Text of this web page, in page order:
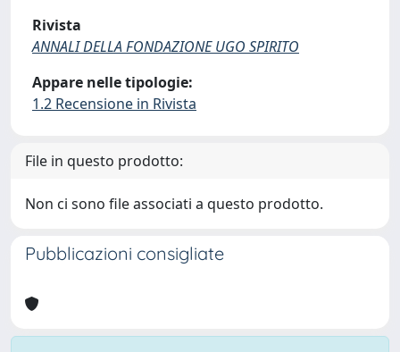
Rivista
ANNALI DELLA FONDAZIONE UGO SPIRITO
Appare nelle tipologie:
1.2 Recensione in Rivista
File in questo prodotto:
Non ci sono file associati a questo prodotto.
Pubblicazioni consigliate